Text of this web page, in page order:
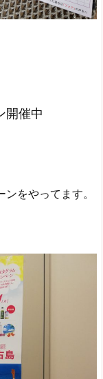
開催中
をやってます。